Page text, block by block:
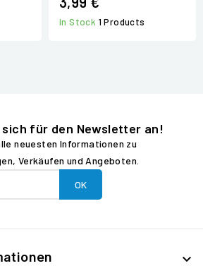
In Stock 1 Products
sich für den Newsletter an!
neuesten Informationen zu
Verkäufen und Angeboten.
